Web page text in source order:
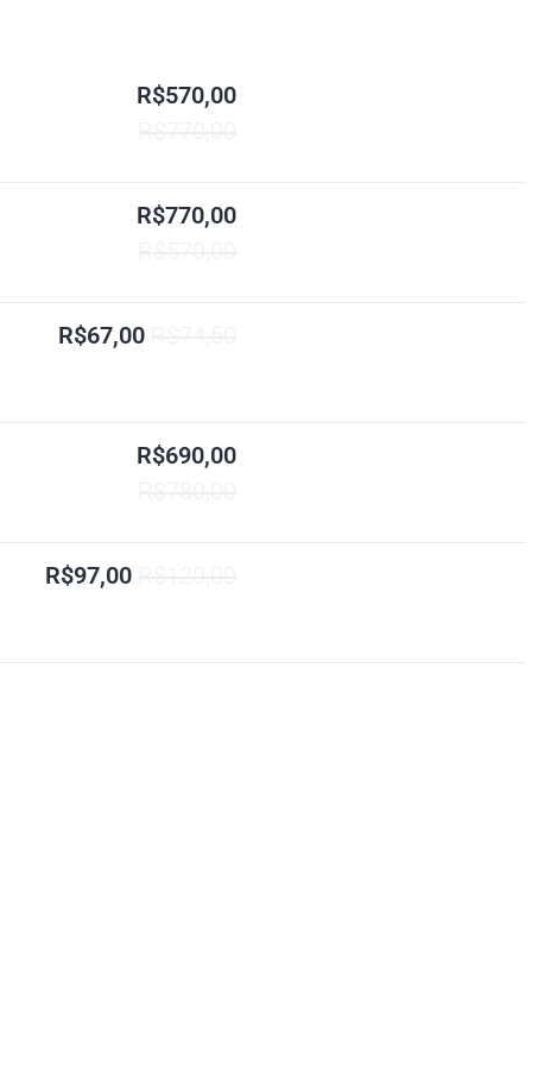
R$570,00
R$770,00
R$67,00
R$690,00
R$97,00